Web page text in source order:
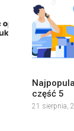
część 5
21 sierpnia,